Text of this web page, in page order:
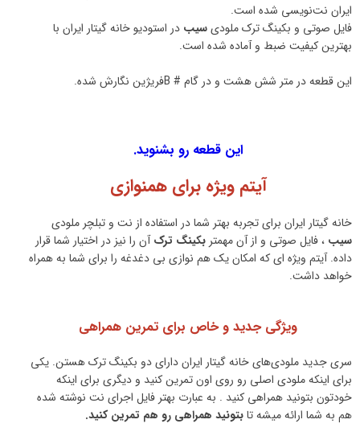
ایران نت‌نویسی شده است.
فایل صوتی و بکینگ ترک ملودیسیب در استودیو خانه گیتار ایران با
بهترین کیفیت ضبط و آماده شده است.
این قطعه در متر شش هشت و در گام # Bفریژین نگارش شده.
این قطعه رو بشنوید.
آیتم ویژه برای همنوازی
خانه گیتار ایران برای تجربه بهتر شما در استفاده از نت و تبلچر ملودی
سیب ، فایل صوتی و از آن مهمتر بکینگ ترکآن را نیز در اختیار شما قرار
داده. آیتم ویژه ای که امکان یک هم نوازی بی دغدغه را برای شما به همراه
خواهد داشت.
ویژگی جدید و خاص برای تمرین همراهی
سری جدید ملودی‌های خانه گیتار ایران دارای دو بکینگ ترک هستن. یکی
برای اینکه ملودی اصلی رو روی اون تمرین کنید و دیگری برای اینکه
خودتون بتونید همراهی کنید . به عبارت بهتر فایل اجرای نت نوشته شده
هم به شما ارائه میشه تابتونید همراهی رو هم تمرین کنید.